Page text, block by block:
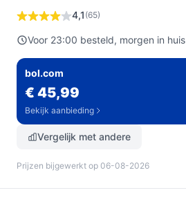
4,1 (65)
Voor 23:00 besteld, morgen in huis
bol.com
€ 45,99
Bekijk aanbieding
Vergelijk met andere
Prijzen bijgewerkt op 06-08-2026